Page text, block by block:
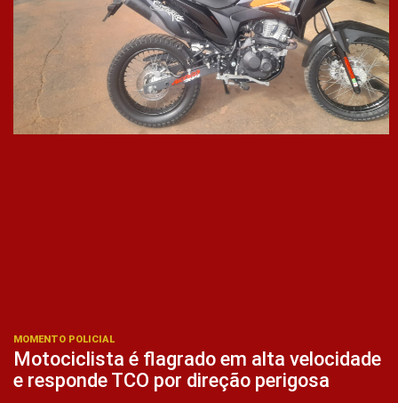
MOMENTO POLICIAL
Motociclista é flagrado em alta velocidade
e responde TCO por direção perigosa